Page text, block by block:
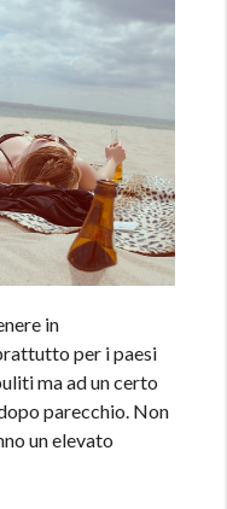
in
per i paesi
ma ad un certo
parecchio. Non
un elevato